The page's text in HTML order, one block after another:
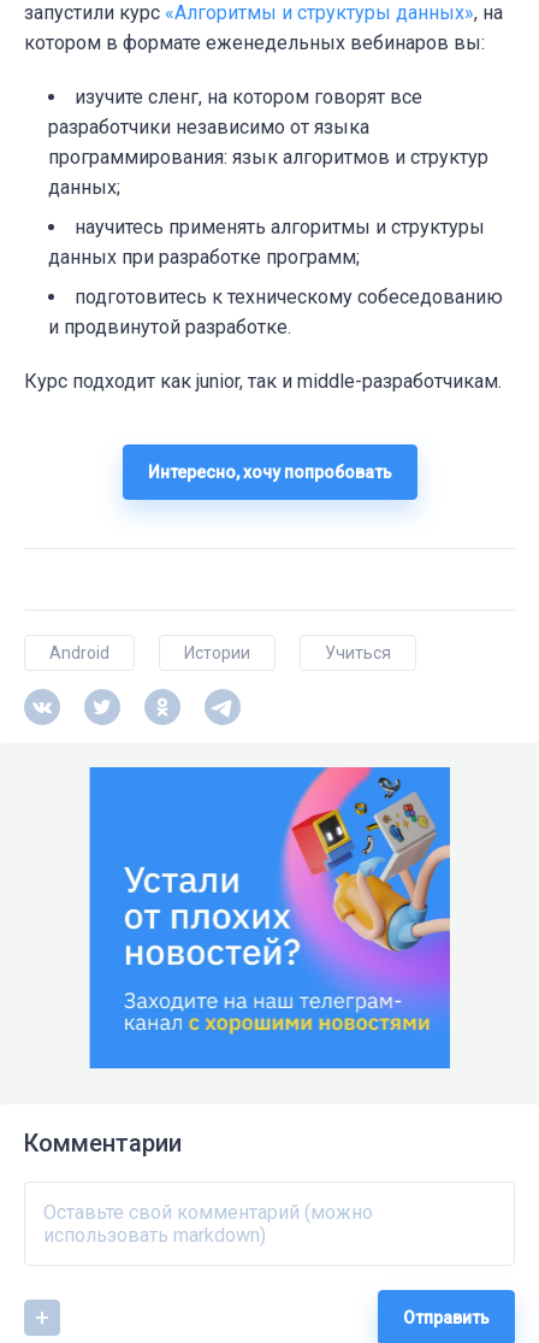
запустили курс «Алгоритмы и структуры данных», на
котором в формате еженедельных вебинаров вы:
изучите сленг, на котором говорят все
разработчики независимо от языка
программирования: язык алгоритмов и структур
данных;
научитесь применять алгоритмы и структуры
данных при разработке программ;
подготовитесь к техническому собеседованию
и продвинутой разработке.
Курс подходит как junior, так и middle-разработчикам.
Интересно, хочу попробовать
Android Истории Учиться
Комментарии
Отправить